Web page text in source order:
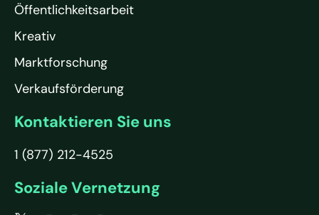
Öffentlichkeitsarbeit
Kreativ
Marktforschung
Verkaufsförderung
Kontaktieren Sie uns
1 (877) 212-4525
Soziale Vernetzung